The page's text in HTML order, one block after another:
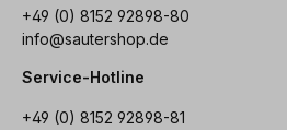
+49 (0) 8152 92898-80
info@sautershop.de
Service-Hotline
+49 (0) 8152 92898-81